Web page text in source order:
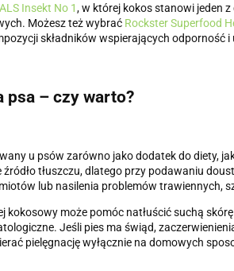
Insekt No 1, w której kokos stanowi jeden
Możesz też wybrać Rockster Superfood
składników wspierających odporność i
psa – czy warto?
u psów zarówno jako dodatek do diety,
tłuszczu, dlatego przy podawaniu
lub nasilenia problemów trawiennych,
kokosowy może pomóc natłuścić suchą
Jeśli pies ma świąd,
pielęgnację wyłącznie na domowych